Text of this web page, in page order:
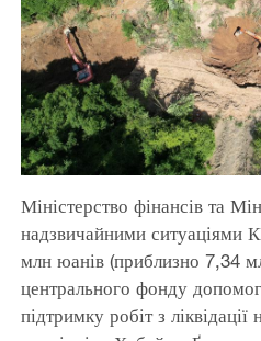
Міністерство фінансів та
надзвичайними ситуаціями
млн юанів (приблизно 7,34
центрального фонду
підтримку робіт з